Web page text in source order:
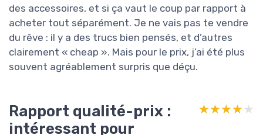
des accessoires, et si ça vaut le coup par rapport à
acheter tout séparément. Je ne vais pas te vendre
du rêve : il y a des trucs bien pensés, et d’autres
clairement « cheap ». Mais pour le prix, j’ai été plus
souvent agréablement surpris que déçu.
Rapport qualité-prix :
intéressant pour
★★★★★
★★★★★